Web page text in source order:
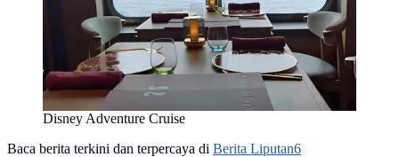
Disney Adventure Cruise
Baca berita terkini dan terpercaya di Berita Liputan6